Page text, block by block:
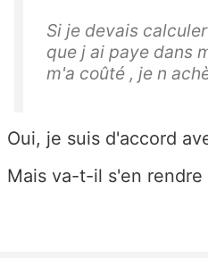
Si je devais
que j ai paye dans
m'a coûté , je n
Oui, je suis d'accord
Mais va-t-il s'en rendre